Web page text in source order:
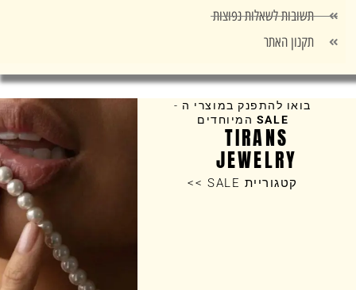
תשובות לשאלות נפוצות
תקנון האתר
בואו להתפנק במוצרי ה -
המיוחדים
TIRANS
JEWELRY
קטגוריית SALE >>